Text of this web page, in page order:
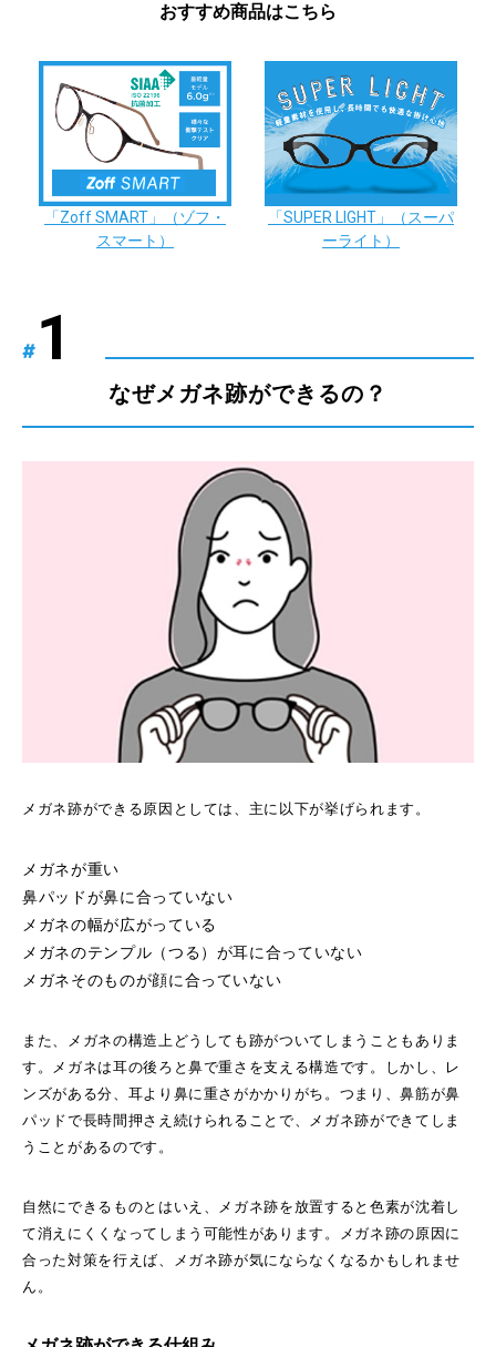
おすすめ商品はこちら
「Zoff SMART」（ゾフ・
スマート）
「SUPER LIGHT」（スーパ
ーライト）
#
なぜメガネ跡ができるの？
メガネ跡ができる原因としては、主に以下が挙げられます。
メガネが重い
鼻パッドが鼻に合っていない
メガネの幅が広がっている
メガネのテンプル（つる）が耳に合っていない
メガネそのものが顔に合っていない
また、メガネの構造上どうしても跡がついてしまうこともありま
す。メガネは耳の後ろと鼻で重さを支える構造です。しかし、レ
ンズがある分、耳より鼻に重さがかかりがち。つまり、鼻筋が鼻
パッドで長時間押さえ続けられることで、メガネ跡ができてしま
うことがあるのです。
自然にできるものとはいえ、メガネ跡を放置すると色素が沈着し
て消えにくくなってしまう可能性があります。メガネ跡の原因に
合った対策を行えば、メガネ跡が気にならなくなるかもしれませ
ん。